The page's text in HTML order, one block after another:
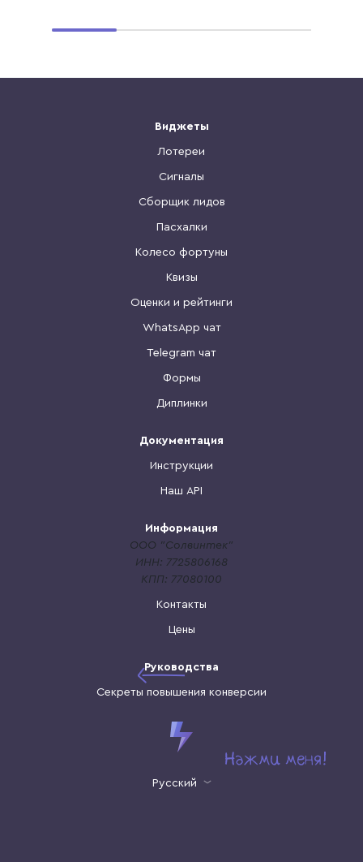
Русский
Виджеты
Лотереи
Сигналы
Сборщик лидов
Пасхалки
Колесо фортуны
Квизы
Оценки и рейтинги
WhatsApp чат
Telegram чат
Формы
Диплинки
Документация
Инструкции
Наш API
Информация
ООО "Солвинтек"
ИНН: 7725806168
КПП: 77080100
Контакты
Цены
Руководства
Секреты повышения конверсии